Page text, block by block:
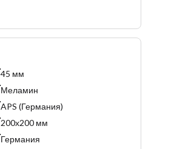
45 мм
Меламин
APS (Германия)
200х200 мм
Германия